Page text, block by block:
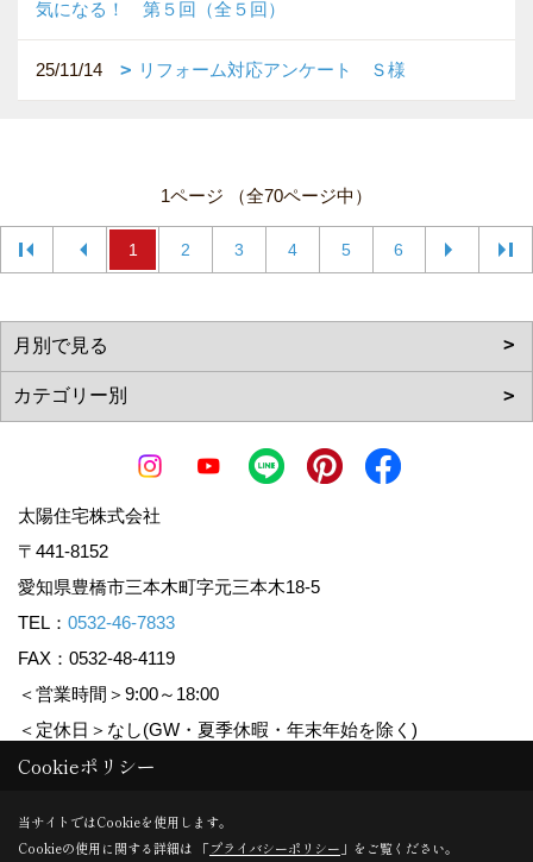
気になる！ 第５回（全５回）
25/11/14 リフォーム対応アンケート Ｓ様
1ページ （全70ページ中）
1 2 3 4 5 6
太陽住宅株式会社
〒441-8152
愛知県豊橋市三本木町字元三本木18-5
TEL： 0532-46-7833
FAX：0532-48-4119
＜営業時間＞9:00～18:00
＜定休日＞なし(GW・夏季休暇・年末年始を除く)
Copyright (c) Taiyoujyutaku. All Rights Reserved.
Produced byゴデスクリエイト
Cookieポリシー
当サイトではCookieを使用します。
Cookieの使用に関する詳細は 「プライバシーポリシー 」をご覧ください。